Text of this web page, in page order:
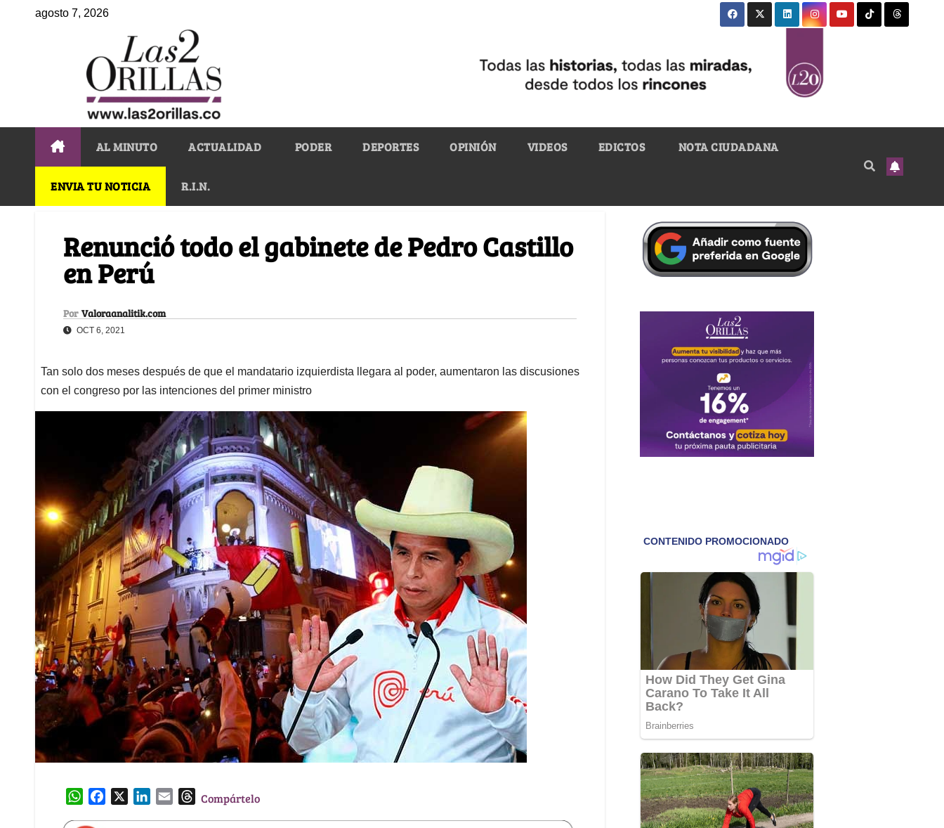
agosto 7, 2026
AL MINUTO ACTUALIDAD PODER DEPORTES OPINIÓN VIDEOS EDICTOS NOTA CIUDADANA
ENVIA TU NOTICIA R.I.N.
Renunció todo el gabinete de Pedro Castillo
en Perú
Por Valoraanalitik.com
OCT 6, 2021
Tan solo dos meses después de que el mandatario izquierdista llegara al poder, aumentaron las discusiones
con el congreso por las intenciones del primer ministro
W
TCompártelo